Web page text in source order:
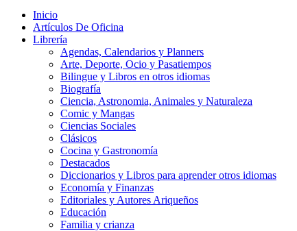
Inicio
Artículos De Oficina
Librería
Agendas, Calendarios y Planners
Arte, Deporte, Ocio y Pasatiempos
Bilingue y Libros en otros idiomas
Biografía
Ciencia, Astronomia, Animales y Naturaleza
Comic y Mangas
Ciencias Sociales
Clásicos
Cocina y Gastronomía
Destacados
Diccionarios y Libros para aprender otros idiomas
Economía y Finanzas
Editoriales y Autores Ariqueños
Educación
Familia y crianza